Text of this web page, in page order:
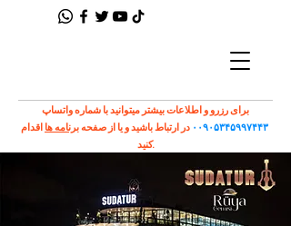
برای رزرو و اطلاعات بیشتر میتوانید با شماره واتساپ
۰۰۹۰۵۳۴۵۹۹۷۴۴۳ در ارتباط باشید و یا از صفحهبرنامه ها اقدام
کنید.